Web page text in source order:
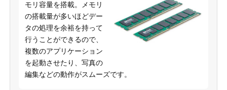
モリ容量を搭載。メモリ
の搭載量が多いほどデー
タの処理を余裕を持って
行うことができるので、
複数のアプリケーション
を起動させたり、写真の
編集などの動作がスムーズです。